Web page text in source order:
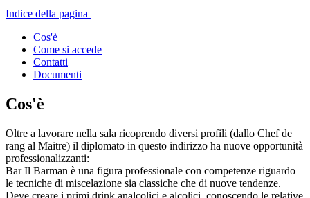
Indice della pagina
Cos'è
Come si accede
Contatti
Documenti
Cos'è
Oltre a lavorare nella sala ricoprendo diversi profili (dallo Chef de
rang al Maitre) il diplomato in questo indirizzo ha nuove opportunità
professionalizzanti:
Bar Il Barman è una figura professionale con competenze riguardo
le tecniche di miscelazione sia classiche che di nuove tendenze.
Deve creare i primi drink analcolici e alcolici, conoscendo le relative